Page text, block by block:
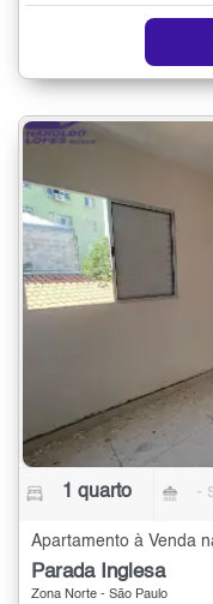
1 quarto -
Apartamento à Venda
Parada Inglesa
Zona Norte - São Paulo